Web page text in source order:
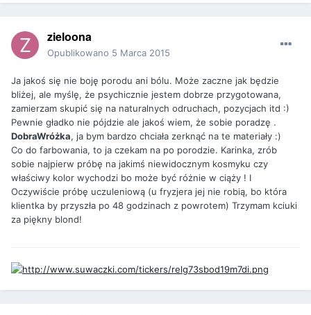
zieloona
Opublikowano 5 Marca 2015
Ja jakoś się nie boję porodu ani bólu. Może zaczne jak będzie
bliżej, ale myślę, że psychicznie jestem dobrze przygotowana,
zamierzam skupić się na naturalnych odruchach, pozycjach itd :)
Pewnie gładko nie pójdzie ale jakoś wiem, że sobie poradzę .
DobraWróżka, ja bym bardzo chciała zerknąć na te materiały :)
Co do farbowania, to ja czekam na po porodzie. Karinka, zrób
sobie najpierw próbę na jakimś niewidocznym kosmyku czy
właściwy kolor wychodzi bo może być różnie w ciąży ! I
Oczywiście próbę uczuleniową (u fryzjera jej nie robią, bo która
klientka by przyszła po 48 godzinach z powrotem) Trzymam kciuki
za piękny blond!